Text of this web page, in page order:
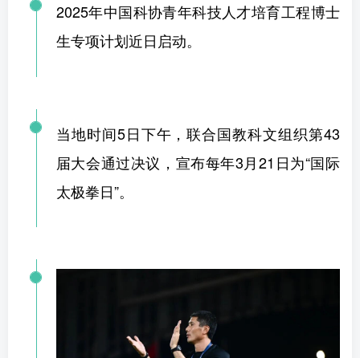
2025年中国科协青年科技人才培育工程博士
生专项计划近日启动。
当地时间5日下午，联合国教科文组织第43
届大会通过决议，宣布每年3月21日为“国际
太极拳日”。